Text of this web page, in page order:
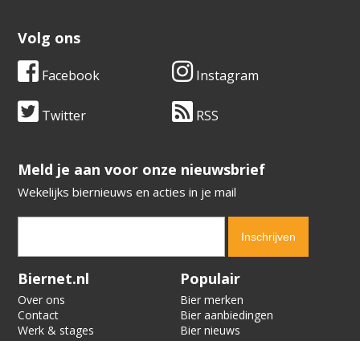
Volg ons
Facebook Instagram
Twitter RSS
​​​​​​​Meld je aan voor onze nieuwsbrief
Wekelijks biernieuws en acties in je mail
Verification code:
Biernet.nl
Over ons
Contact
Werk & stages
Populair
Bier merken
Bier aanbiedingen
Bier nieuws